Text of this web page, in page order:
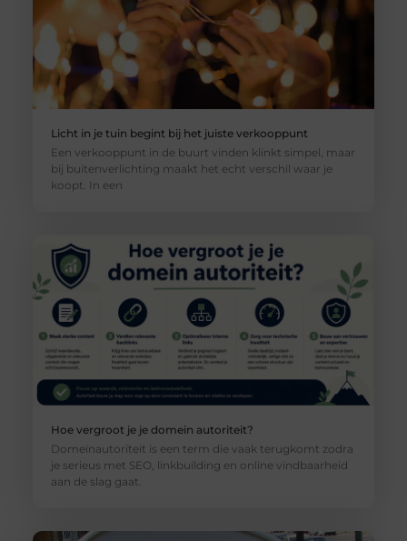
Licht in je tuin begint bij het juiste verkooppunt
Een verkooppunt in de buurt vinden klinkt simpel, maar
bij buitenverlichting maakt het echt verschil waar je
koopt. In een
Hoe vergroot je je domein autoriteit?
Domeinautoriteit is een term die vaak terugkomt zodra
je serieus met SEO, linkbuilding en online vindbaarheid
aan de slag gaat.